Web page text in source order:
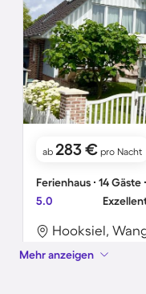
ab 283 € pro Nacht
Ferienhaus ∙ 14
5.0
Hooksiel,
Mehr anzeigen